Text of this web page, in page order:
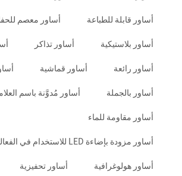
أساور قابلة للطباعة أساور معصم
أساور بلاستيكية أساور تذاكر
أساور رائعة أساور قماشية
أساور بالجملة أساور مُدوَّنة باسم
أساور مقاومة للماء
أساور مزودة بإضاءة LED للاستخدام في الفعاليات
أساور هولوغرافية أساور تحفيزية